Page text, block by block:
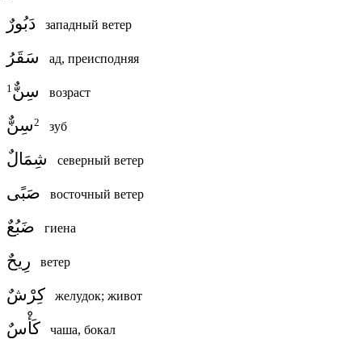
دَبُورٌ западный ветер
سَقَرُ ад, преисподняя
1 سِنٌّ возраст
سِنٌّ2 зуб
شِمَالٌ северный ветер
صَبًى восточный ветер
ضَبُعٌ гиена
رِيحٌ ветер
كِرْشٌ желудок; живот
كَأْسٌ чаша, бокал